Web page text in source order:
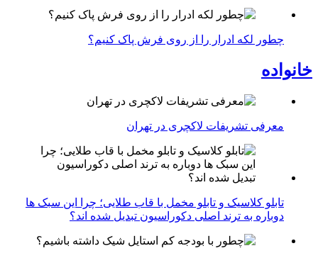
چطور لکه ادرار را از روی فرش پاک کنیم؟
خانواده
معرفی تشریفات لاکچری در تهران
تابلو کلاسیک و تابلو مخمل با قاب طلایی؛ چرا این سبک ها
دوباره به ترند اصلی دکوراسیون تبدیل شده اند؟